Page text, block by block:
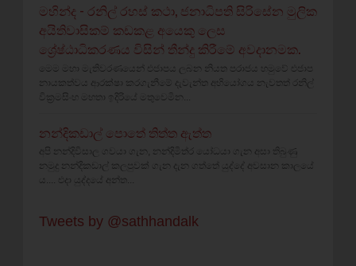
මහින්ද - රනිල් රහස් කථා, ජනාධිපති සිරිසේන මුලික
අයිතිවාසිකම් කඩකළ අයෙකු ලෙස
ශ්‍රේෂ්ඨාධිකරණය විසින් තීන්දු කිරීමේ අවදානමක.
මෙම මහා මැතිවරණයෙන් එජාපය ලබන නියත පරාජය හමුවේ එජාප
නායකත්වය ආරක්ෂා කරගැනීමේ දැවැන්ත අභියෝගය නැවතත් රනිල්
වික්‍රමසිංහ මහතා ඉදිරියේ මතුවෙමින...
නන්දිකඩාල් පොතේ තිත්ත ඇත්ත
අපි නන්දිවිසාල ගවයා ගැන, නන්දිමිත්ර යෝධයා ගැන අසා තිබුණු
නමුදු නන්දිකඩාල් කලපුවක් ගැන දැන ගත්තේ යුද්දේ අවසාන කාලයේ
ය.... එදා යුද්දයේ අන්ත...
Tweets by @sathhandalk